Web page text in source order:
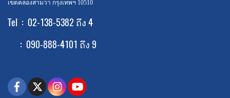
เขตคลองสามวา กรุงเทพฯ 10510
Tel : 02-138-5382 ถึง 4
: 090-888-4101 ถึง 9